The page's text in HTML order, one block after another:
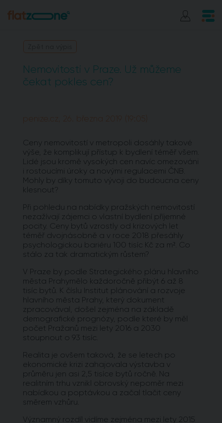
Nemovitosti v Praze. Už můžeme
čekat pokles cen?
penize.cz, 26. března 2019 (19:05)
Ceny nemovitostí v metropoli dosáhly takové
výše, že komplikují přístup k bydlení téměř všem.
Lidé jsou kromě vysokých cen navíc omezováni
i rostoucími úroky a novými regulacemi ČNB.
Mohly by díky tomuto vývoji do budoucna ceny
klesnout?
Při pohledu na nabídky pražských nemovitostí
nezažívají zájemci o vlastní bydlení příjemné
pocity. Ceny bytů vzrostly od krizových let
téměř dvojnásobně a v roce 2018 přesáhly
psychologickou bariéru 100 tisíc Kč za m². Co
stálo za tak dramatickým růstem?
V Praze by podle Strategického plánu hlavního
města Prahymělo každoročně přibýt 6 až 8
tisíc bytů. K číslu Institut plánování a rozvoje
hlavního města Prahy, který dokument
zpracovával, došel zejména na základě
demografické prognózy, podle které by měl
počet Pražanů mezi lety 2016 a 2030
stoupnout o 93 tisíc.
Realita je ovšem taková, že se letech po
ekonomické krizi zahajovala výstavba v
průměru jen asi 2,5 tisíce bytů ročně. Na
realitním trhu vznikl obrovský nepoměr mezi
nabídkou a poptávkou a začal tlačit ceny
směrem vzhůru.
Významný rozdíl vidíme zejména mezi lety 2015